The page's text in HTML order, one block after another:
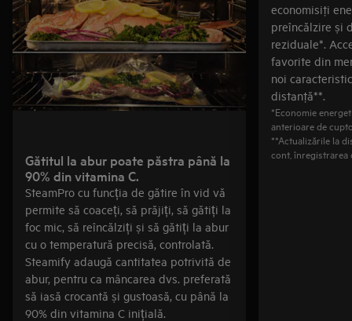
Gătitul la abur poate păstra până la
90% din vitamina C.
SteamPro cu funcția de gătire în vid vă
permite să coaceți, să prăjiți, să gătiți la
foc mic, să reîncălziți și să gătiți la abur
cu o temperatură precisă, controlată.
Steamify adaugă cantitatea potrivită de
abur, pentru ca mâncarea dvs. preferată
să iasă crocantă și gustoasă, cu până la
90% din vitamina C inițială.
economisiţi
preîncălzire și
reziduale*.
favorite din
noi
distanţă**.
*Economie
anterioare de
**Actualizările la
cont, înregistrarea